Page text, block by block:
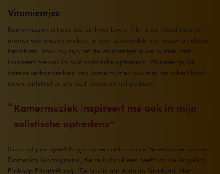
Vitamientjes
Kamermuziek is haar lust en haar leven. ‘Het is de meest intieme
manier van muziek maken: je bent persoonlijk heel nauw bij elkaar
betrokken. Voor mij zijn het de vitamientjes in de muziek. Het
inspireert me ook in mijn solistische optredens. Wanneer je die
intense verbondenheid van kamermuziek ook met het orkest kunt
delen, ontstaat er iets heel moois op het podium.’
Kamermuziek inspireert me ook in mijn
solistische optredens
Sinds vijf jaar speelt Krijgh op een cello van de Venetiaanse bouwer
Domenico Montagnana, die ze in bruikleen heeft van de Angelika
Prokopp Privatstiftung. ‘De krul is van Antonio Stradivari. Het